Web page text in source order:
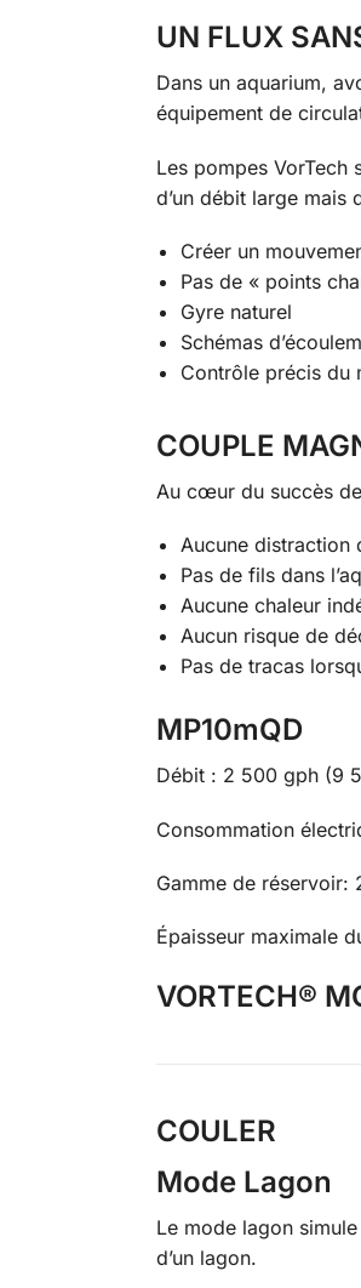
UN FLUX
Dans un aquarium,
équipement de
Les pompes VorTech
d’un débit large mais
Créer un
Pas de « points
Gyre naturel
Schémas
Contrôle précis du
COUPLE
Au cœur du succès
Aucune distraction
Pas de fils dans
Aucune chaleur
Aucun risque de
Pas de tracas
MP10mQD
Débit : 2 500 gph (9
Consommation
Gamme de
Épaisseur maximale
VORTECH®
COULER
Mode Lagon
Le mode lagon
d’un lagon.